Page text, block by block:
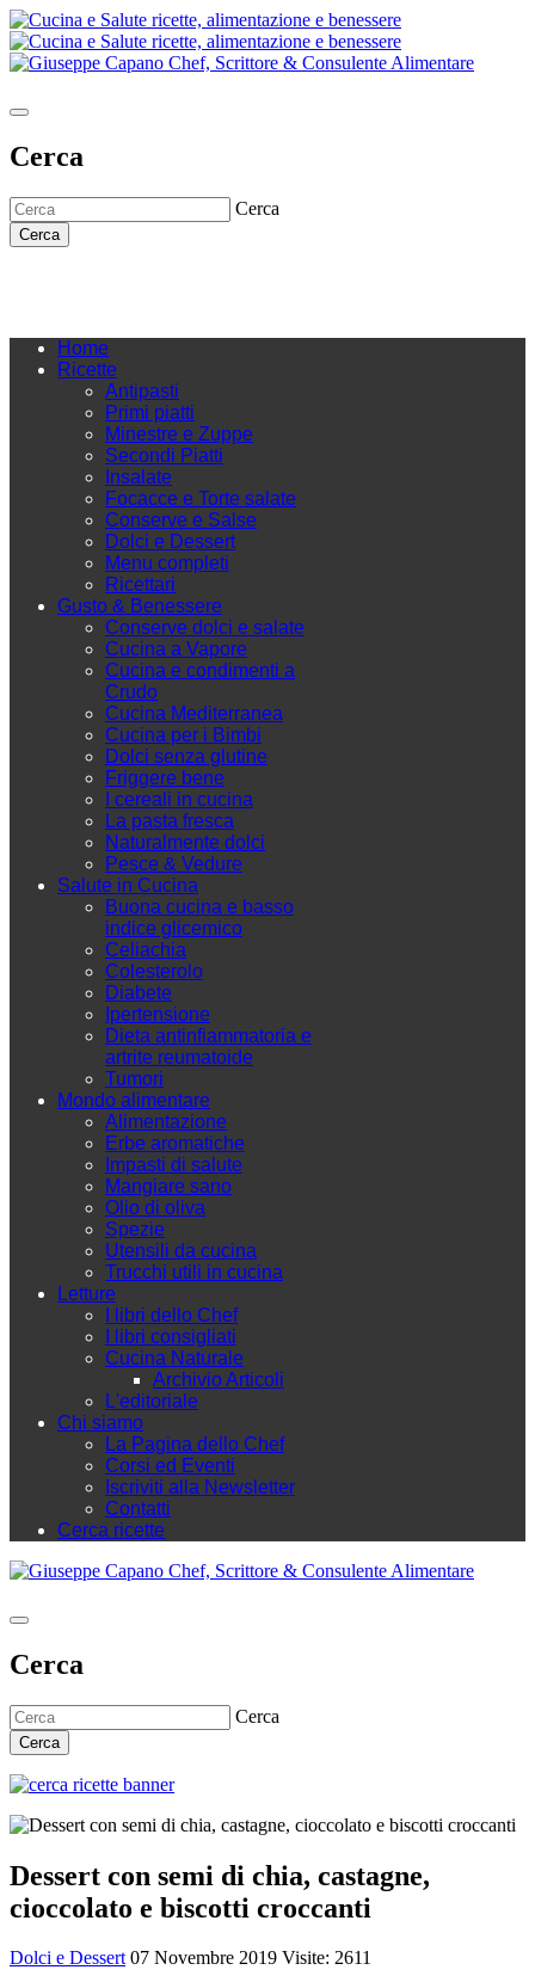
Cerca
Cerca
Cerca
Home
Ricette
Antipasti
Primi piatti
Minestre e Zuppe
Secondi Piatti
Insalate
Focacce e Torte salate
Conserve e Salse
Dolci e Dessert
Menu completi
Ricettari
Gusto & Benessere
Conserve dolci e salate
Cucina a Vapore
Cucina e condimenti a
Crudo
Cucina Mediterranea
Cucina per i Bimbi
Dolci senza glutine
Friggere bene
I cereali in cucina
La pasta fresca
Naturalmente dolci
Pesce & Vedure
Salute in Cucina
Buona cucina e basso
indice glicemico
Celiachia
Colesterolo
Diabete
Ipertensione
Dieta antinfiammatoria e
artrite reumatoide
Tumori
Mondo alimentare
Alimentazione
Erbe aromatiche
Impasti di salute
Mangiare sano
Olio di oliva
Spezie
Utensili da cucina
Trucchi utili in cucina
Letture
I libri dello Chef
I libri consigliati
Cucina Naturale
Archivio Articoli
L'editoriale
Chi siamo
La Pagina dello Chef
Corsi ed Eventi
Iscriviti alla Newsletter
Contatti
Cerca ricette
Cerca
Cerca
Cerca
Dessert con semi di chia, castagne,
cioccolato e biscotti croccanti
Dolci e Dessert 07 Novembre 2019 Visite: 2611